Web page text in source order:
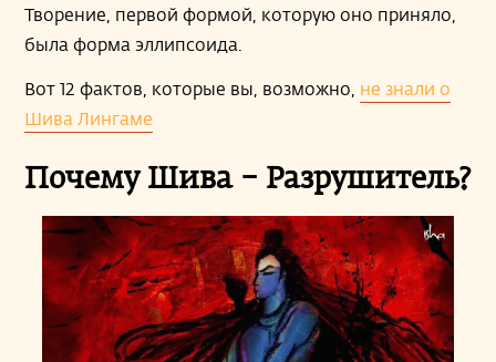
Творение, первой формой, которую оно приняло,
была форма эллипсоида.
Вот 12 фактов, которые вы, возможно, не знали о
Шива Лингаме
Почему Шива – Разрушитель?